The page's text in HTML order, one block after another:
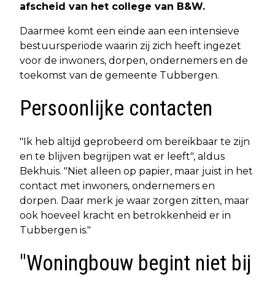
afscheid van het college van B&W.
Daarmee komt een einde aan een intensieve
bestuursperiode waarin zij zich heeft ingezet
voor de inwoners, dorpen, ondernemers en de
toekomst van de gemeente Tubbergen.
Persoonlijke contacten
"Ik heb altijd geprobeerd om bereikbaar te zijn
en te blijven begrijpen wat er leeft", aldus
Bekhuis. "Niet alleen op papier, maar juist in het
contact met inwoners, ondernemers en
dorpen. Daar merk je waar zorgen zitten, maar
ook hoeveel kracht en betrokkenheid er in
Tubbergen is."
"Woningbouw begint niet bij